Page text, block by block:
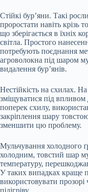
Стійкі бур’яни. Такі
проростати навіть крізь
що зберігається в їхніх
світла. Простого
потребують поєднання
агроволокна під шаром
видалення бур’янів.
Нестійкість на схилах.
зміщуватися під
поперек схилу,
закріплення шару
зменшити цю проблему.
Мульчування холодного
холодним, товстий шар
температуру,
У таких випадках краще
використовувати